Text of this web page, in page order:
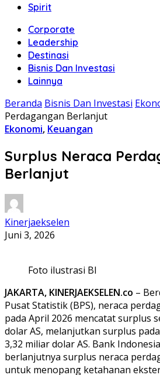
Spirit
Corporate
Leadership
Destinasi
Bisnis Dan Investasi
Lainnya
Beranda Bisnis Dan Investasi
Perdagangan Berlanjut
Ekonomi, Keuangan
Surplus Neraca
Berlanjut
Kinerjaekselen
Juni 3, 2026
Foto ilustrasi BI
JAKARTA, KINERJAEKSELEN.co –
Pusat Statistik (BPS), neraca
pada April 2026 mencatat surplus
dolar AS, melanjutkan surplus
3,32 miliar dolar AS. Bank
berlanjutnya surplus neraca
untuk menopang ketahanan